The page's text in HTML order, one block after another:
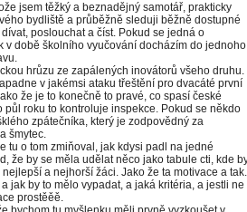
jsem těžký a beznadějný samotář, prakticky
bydliště a průběžně sleduji běžně dostupné
poslouchat a číst. Pokud se jedná o
v době školního vyučování docházím do jednoho
hrůzu ze zapálených inovátorů všeho druhu.
v jakémsi ataku třeštění pro dvacáté první
že je to konečně to pravé, co spasí české
půl roku to kontroluje inspekce. Pokud se někdo
zpátečníka, který je zodpovědný za
šmytec.
tu o tom zmiňoval, jak kdysi padl na jedné
že by se měla udělat něco jako tabule cti, kde
a nejhorší žáci. Jako že ta motivace a tak.
jak by to mělo vypadat, a jaká kritéria, a jestli ne
prostěěě.